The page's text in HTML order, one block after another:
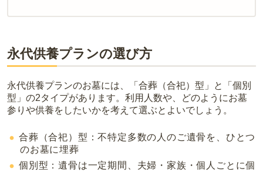
内を取り寄せることができます。
永代供養プランの選び方
永代供養プランのお墓には、「合葬（合祀）型」と「個別
型」の2タイプがあります。利用人数や、どのようにお墓
参りや供養をしたいかを考えて選ぶとよいでしょう。
合葬（合祀）型：不特定多数の人のご遺骨を、ひとつ
のお墓に埋葬
個別型：遺骨は一定期間、夫婦・家族・個人ごとに個